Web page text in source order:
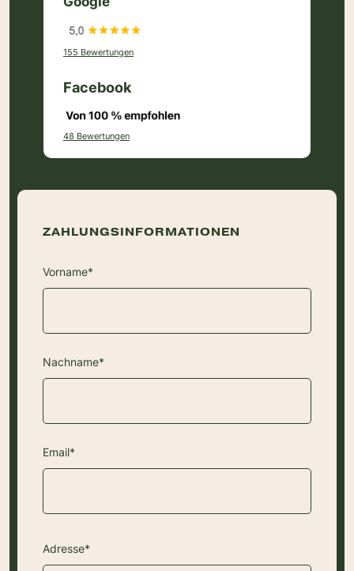
155 Bewertungen
Facebook
48 Bewertungen
ZAHLUNGSINFORMATIONEN
Vorname*
Nachname*
Email*
Adresse*